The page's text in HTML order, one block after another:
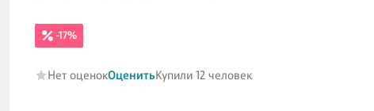
-17%
Нет оценокОценитьКупили 12 человек